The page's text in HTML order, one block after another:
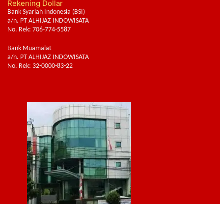
Rekening Dollar
Bank Syariah Indonesia (BSI)
a/n. PT ALHIJAZ INDOWISATA
No. Rek: 706-774-5587
Bank Muamalat
a/n. PT ALHIJAZ INDOWISATA
No. Rek: 32-0000-83-22